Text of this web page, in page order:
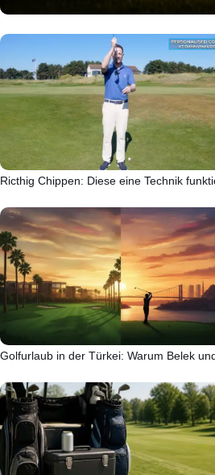
Ricthig Chippen: Diese eine Technik
Golfurlaub in der Türkei: Warum Belek